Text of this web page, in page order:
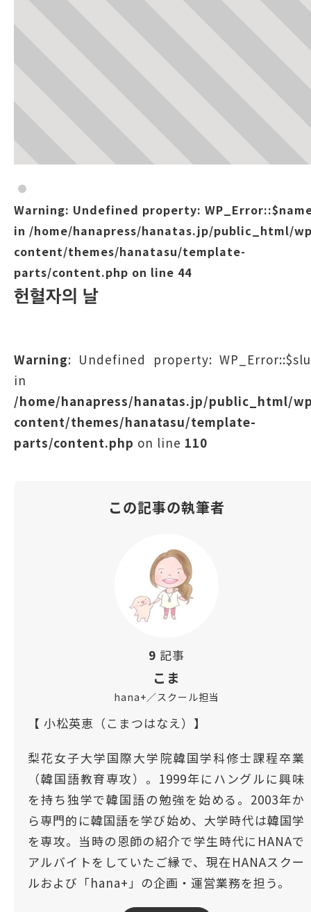
Warning: Undefined property:
in /home/hanapress/hanatas.jp/public_html/
content/themes/hanatasu/template-
parts/content.php on line 44
헌혈자의 날
Warning: Undefined property:
in
/home/hanapress/hanatas.jp/public_html/
content/themes/hanatasu/template-
parts/content.php on line 110
この記事の執筆者
9 記事
こま
hana+／スクール担当
【 小松英恵（こまつはなえ）】
梨花女子大学国際大学院韓国学科修士課程卒業
（韓国語教育専攻）。1999年にハングルに興味
を持ち独学で韓国語の勉強を始める。2003年か
ら専門的に韓国語を学び始め、大学時代は韓国学
を専攻。当時の恩師の紹介で学生時代にHANAで
アルバイトをしていたご縁で、現在HANAスクー
ルおよび「hana+」の企画・運営業務を担う。